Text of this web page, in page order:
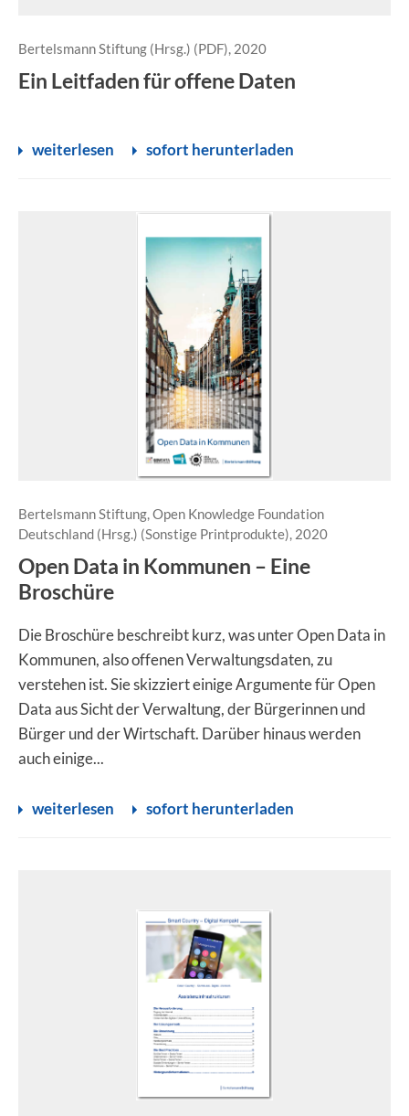
Bertelsmann Stiftung (Hrsg.) (PDF), 2020
Ein Leitfaden für offene Daten
weiterlesen sofort herunterladen
Bertelsmann Stiftung, Open Knowledge Foundation
Deutschland (Hrsg.) (Sonstige Printprodukte), 2020
Open Data in Kommunen – Eine
Broschüre
Die Broschüre beschreibt kurz, was unter Open Data in
Kommunen, also offenen Verwaltungsdaten, zu
verstehen ist. Sie skizziert einige Argumente für Open
Data aus Sicht der Verwaltung, der Bürgerinnen und
Bürger und der Wirtschaft. Darüber hinaus werden
auch einige...
weiterlesen sofort herunterladen